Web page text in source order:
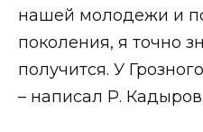
нашей молодежи и
поколения, я точно
получится. У
– написал Р. Кадыров.